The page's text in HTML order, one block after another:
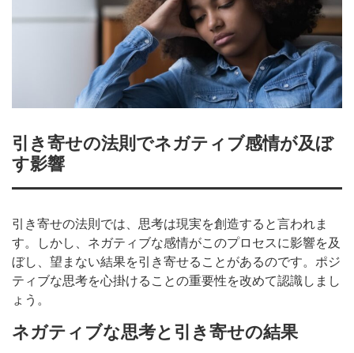
引き寄せの法則でネガティブ感情が及ぼ
す影響
引き寄せの法則では、思考は現実を創造すると言われま
す。しかし、ネガティブな感情がこのプロセスに影響を及
ぼし、望まない結果を引き寄せることがあるのです。ポジ
ティブな思考を心掛けることの重要性を改めて認識しまし
ょう。
ネガティブな思考と引き寄せの結果